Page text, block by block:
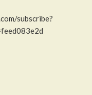
subscribe?